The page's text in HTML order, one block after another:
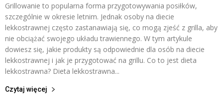
Grillowanie to popularna forma przygotowywania posiłków,
szczególnie w okresie letnim. Jednak osoby na diecie
lekkostrawnej często zastanawiają się, co mogą zjeść z grilla, aby
nie obciążać swojego układu trawiennego. W tym artykule
dowiesz się, jakie produkty są odpowiednie dla osób na diecie
lekkostrawnej i jak je przygotować na grillu. Co to jest dieta
lekkostrawna? Dieta lekkostrawna...
Czytaj więcej